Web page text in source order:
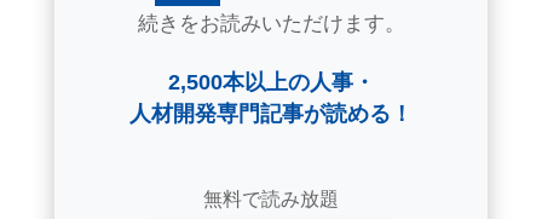
続きをお読みいただけます。
2,500本以上の人事・
人材開発専門記事が読める！
無料で読み放題